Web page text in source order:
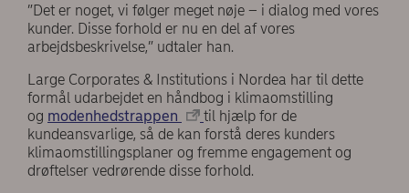
”Det er noget, vi følger meget nøje – i dialog med vores
kunder. Disse forhold er nu en del af vores
arbejdsbeskrivelse,” udtaler han.
Large Corporates & Institutions i Nordea har til dette
formål udarbejdet en håndbog i klimaomstilling
og modenhedstrappen
til hjælp for de
kundeansvarlige, så de kan forstå deres kunders
klimaomstillingsplaner og fremme engagement og
drøftelser vedrørende disse forhold.